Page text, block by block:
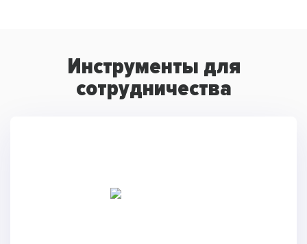
Инструменты для
сотрудничества